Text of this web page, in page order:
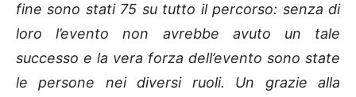
fine sono stati 75 su tutto il percorso: senza di
loro l’evento non avrebbe avuto un tale
successo e la vera forza dell’evento sono state
le persone nei diversi ruoli. Un grazie alla